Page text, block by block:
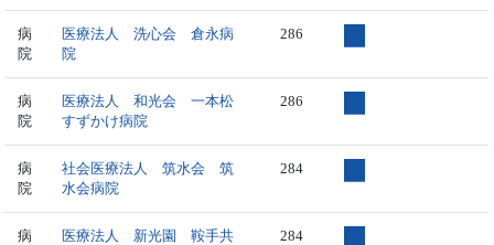
病
院
医療法人 洗心会 倉永病
院
286
病
院
医療法人 和光会 一本松
すずかけ病院
286
病
院
社会医療法人 筑水会 筑
水会病院
284
病
医療法人 新光園 鞍手共
284